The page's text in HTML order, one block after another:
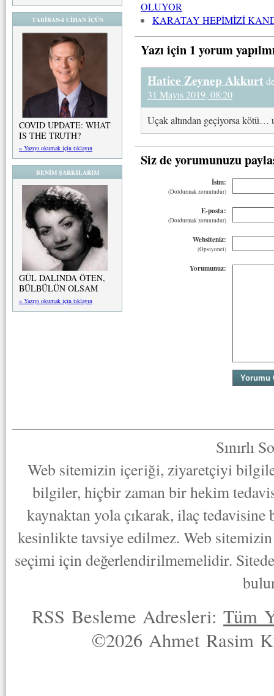
TABİBAN-I CİHAN İÇÜN
COVID UPDATE: WHAT
IS THE TRUTH?
» Yazıyı okumak için tıklayın
BENİM ŞARKILARIM
GÜL DALINDA ÖTEN,
BÜLBÜLÜN OLSAM
» Yazıyı okumak için tıklayın
OLUYOR
KARATAY HEPİMİZİ
Yazı için 1 yorum
Hatice Zeynep Akkurt
31 Mayıs 2019, 08:20
Uçak altından geçiyorsa kötü…
Siz de yorumunuzu
İsim:
(Doldurmak zorunludur)
E-posta:
(Doldurmak zorunludur)
Websiteniz:
(Opsiyonel)
Yorumunuz:
Sınırlı
Web sitemizin içeriği, ziyaretçiyi
bilgiler, hiçbir zaman bir hekim
kaynaktan yola çıkarak, ilaç
kesinlikte tavsiye edilmez. Web
seçimi için değerlendirilmemelidir.
RSS Besleme Adresleri:Tüm
©2026 Ahmet Rasim